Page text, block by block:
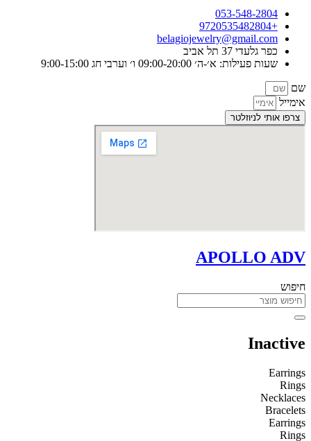
053-548-2804
+9720535482804
belagiojewelry@gmail.com
כפר גלעדי 37 תל אביב
שעות פעילות: א׳-ה׳ 09:00-20:00 ו׳ וערבי חג 9:00-15:00
שם
אימייל
צרפו אותי לניוזלטר
APOLLO ADV
חיפוש
Inactive
Earrings
Rings
Necklaces
Bracelets
Earrings
Rings